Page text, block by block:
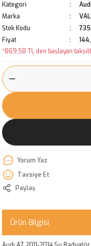
Kategori
Marka
Stok Kodu
Fiyat
*869,58 TL den başlayan
Yorum Yaz
Tavsiye Et
Paylaş
Ürün Bilgisi